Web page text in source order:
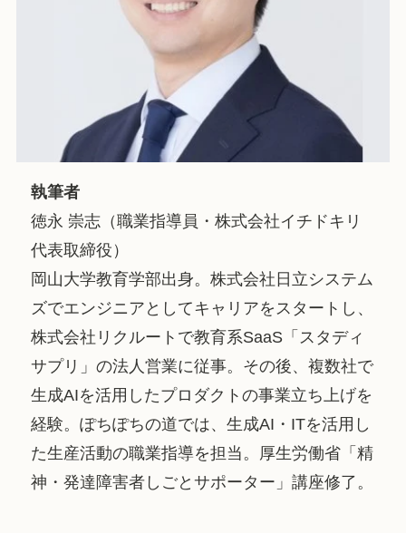
執筆者
徳永 崇志（職業指導員・株式会社イチドキリ
代表取締役）
岡山大学教育学部出身。株式会社日立システム
ズでエンジニアとしてキャリアをスタートし、
株式会社リクルートで教育系SaaS「スタディ
サプリ」の法人営業に従事。その後、複数社で
生成AIを活用したプロダクトの事業立ち上げを
経験。ぽちぽちの道では、生成AI・ITを活用し
た生産活動の職業指導を担当。厚生労働省「精
神・発達障害者しごとサポーター」講座修了。